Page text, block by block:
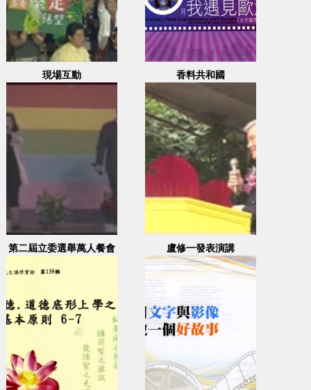
現場互動 香料共和國
第二屆立委選舉萬人餐會
盧修一發表演講